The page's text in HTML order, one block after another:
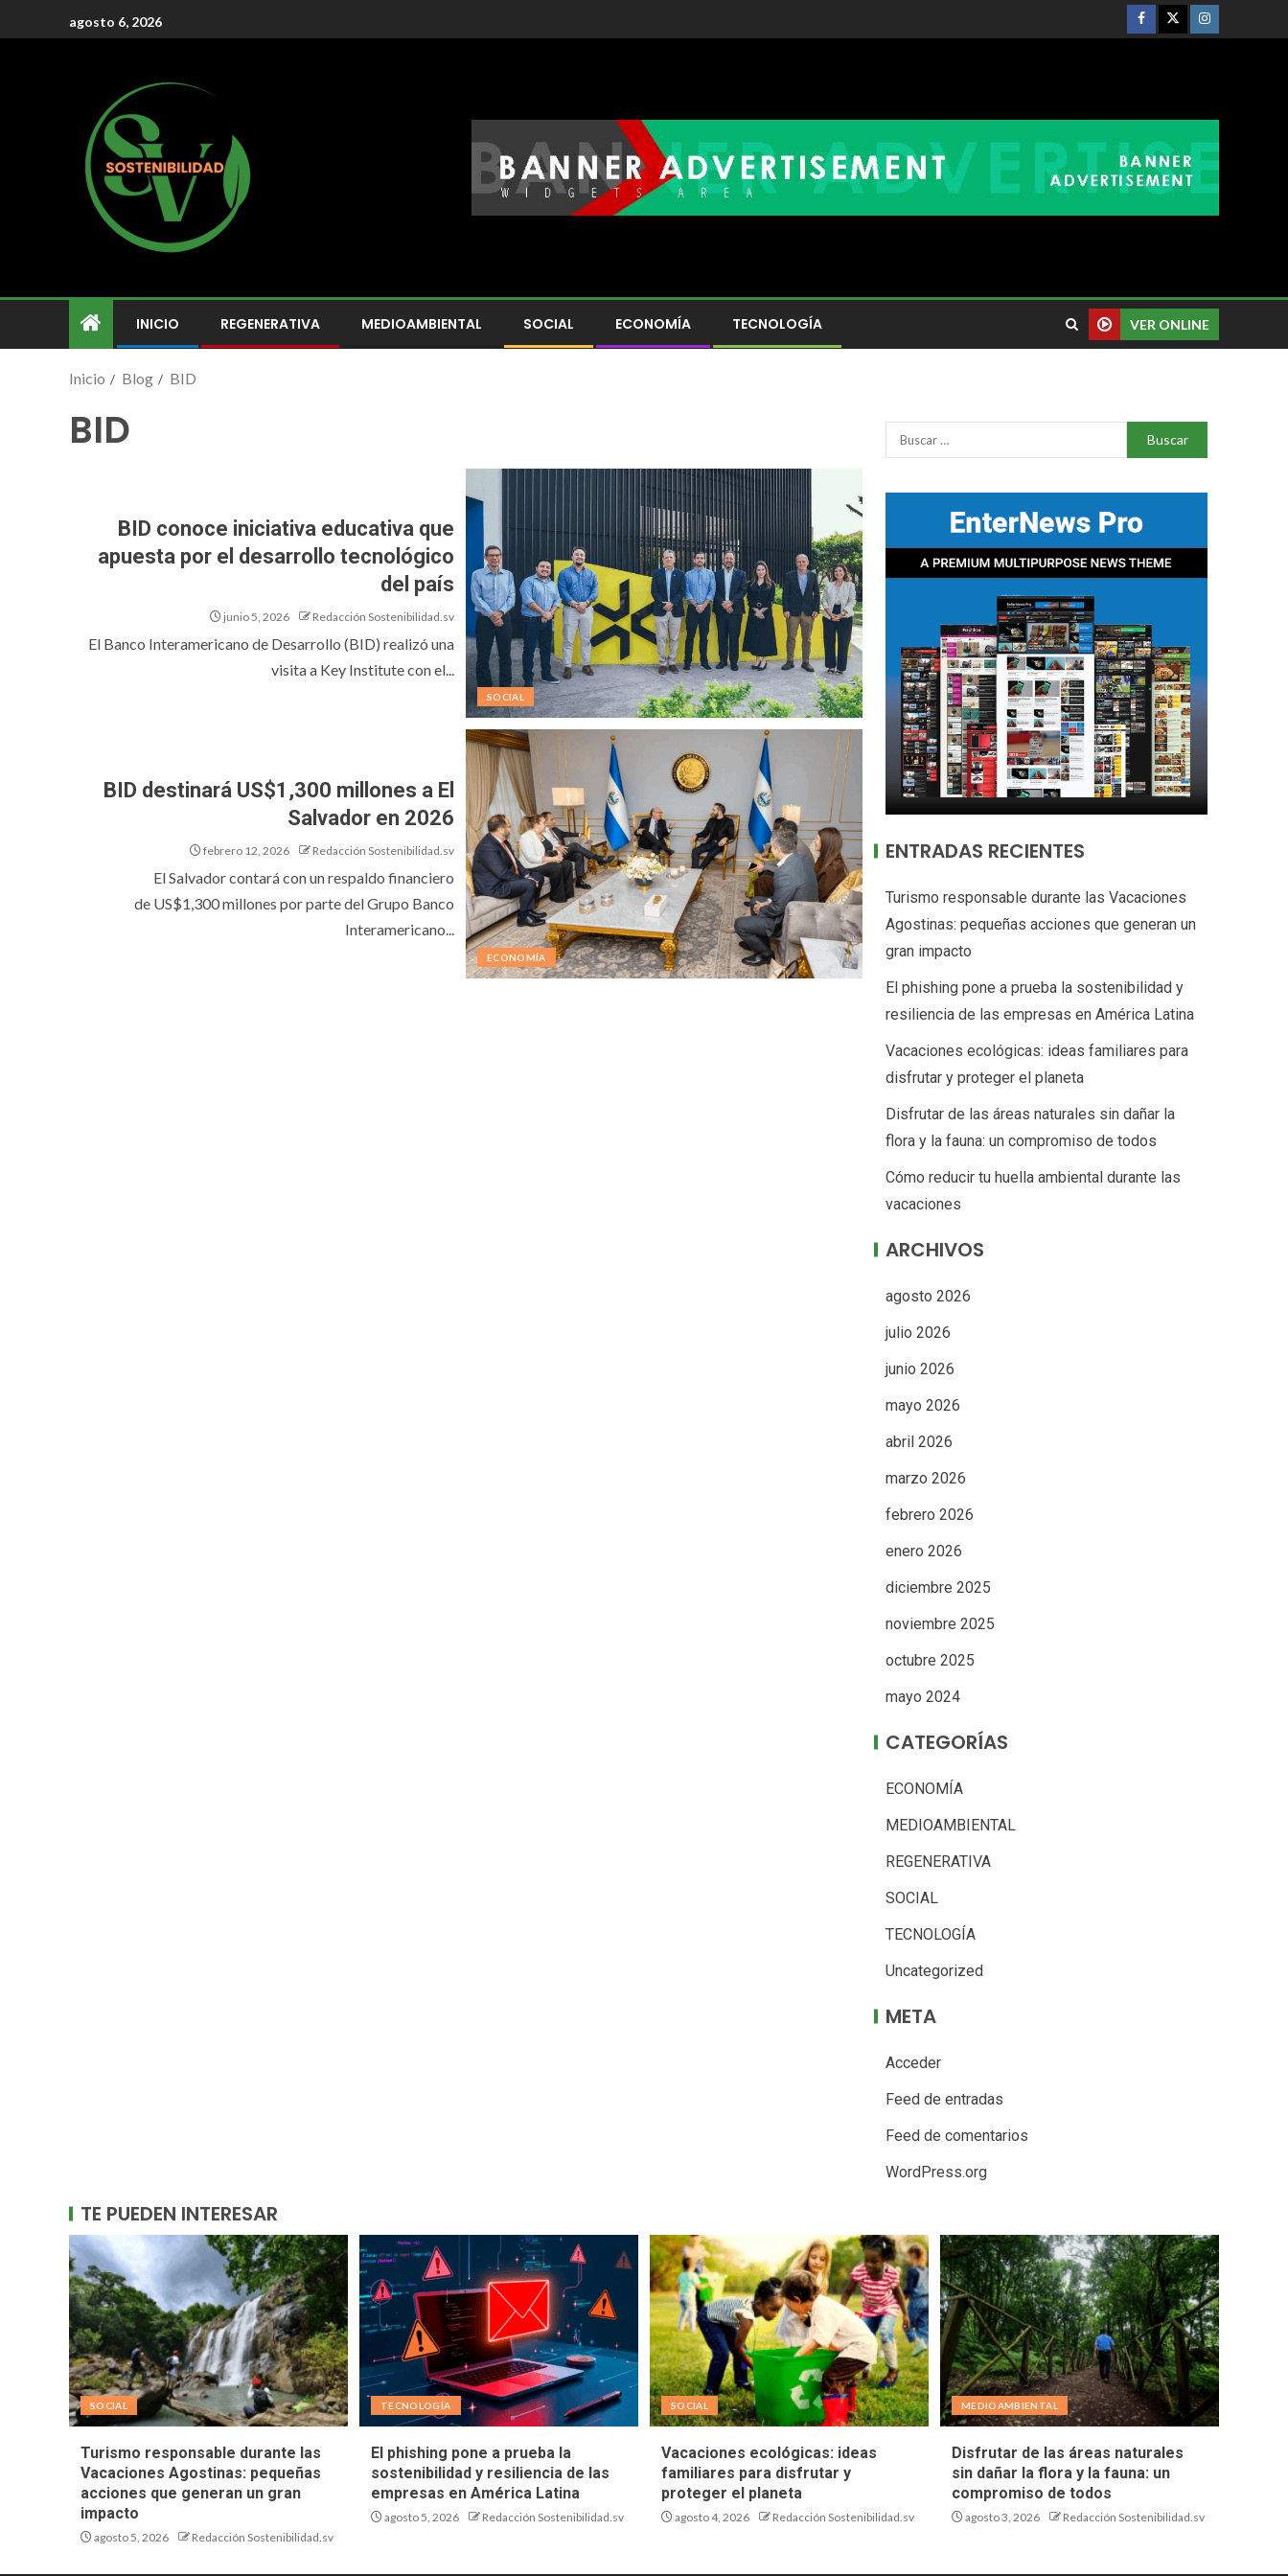
agosto 6, 2026
INICIO REGENERATIVA MEDIOAMBIENTAL SOCIAL ECONOMÍA TECNOLOGÍA VER ONLINE
Inicio Blog BID
BID
SOCIAL
BID conoce iniciativa educativa que
apuesta por el desarrollo tecnológico
del país
junio 5, 2026 Redacción Sostenibilidad.sv
El Banco Interamericano de Desarrollo (BID) realizó una
visita a Key Institute con el...
ECONOMÍA
BID destinará US$1,300 millones a El
Salvador en 2026
febrero 12, 2026 Redacción Sostenibilidad.sv
El Salvador contará con un respaldo financiero
de US$1,300 millones por parte del Grupo Banco
Interamericano...
ENTRADAS RECIENTES
Turismo responsable durante las Vacaciones
Agostinas: pequeñas acciones que generan un
gran impacto
El phishing pone a prueba la sostenibilidad y
resiliencia de las empresas en América Latina
Vacaciones ecológicas: ideas familiares para
disfrutar y proteger el planeta
Disfrutar de las áreas naturales sin dañar la
flora y la fauna: un compromiso de todos
Cómo reducir tu huella ambiental durante las
vacaciones
ARCHIVOS
agosto 2026
julio 2026
junio 2026
mayo 2026
abril 2026
marzo 2026
febrero 2026
enero 2026
diciembre 2025
noviembre 2025
octubre 2025
mayo 2024
CATEGORÍAS
ECONOMÍA
MEDIOAMBIENTAL
REGENERATIVA
SOCIAL
TECNOLOGÍA
Uncategorized
META
Acceder
Feed de entradas
Feed de comentarios
WordPress.org
TE PUEDEN INTERESAR
SOCIAL
Turismo responsable durante las
Vacaciones Agostinas: pequeñas
acciones que generan un gran
impacto
agosto 5, 2026 Redacción Sostenibilidad.sv
TECNOLOGÍA
El phishing pone a prueba la
sostenibilidad y resiliencia de las
empresas en América Latina
agosto 5, 2026 Redacción Sostenibilidad.sv
SOCIAL
Vacaciones ecológicas: ideas
familiares para disfrutar y
proteger el planeta
agosto 4, 2026 Redacción Sostenibilidad.sv
MEDIOAMBIENTAL
Disfrutar de las áreas naturales
sin dañar la flora y la fauna: un
compromiso de todos
agosto 3, 2026 Redacción Sostenibilidad.sv